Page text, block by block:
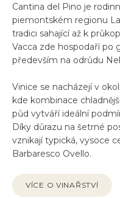
Cantina del Pino je
piemontském regionu
tradici sahající až k
Vacca zde hospodaří po
především na odrůdu
Vinice se nacházejí v
kde kombinace
půd vytváří ideální
Díky důrazu na šetrné
vznikají typická, vysoce
Barbaresco Ovello.
VÍCE O VINAŘSTVÍ